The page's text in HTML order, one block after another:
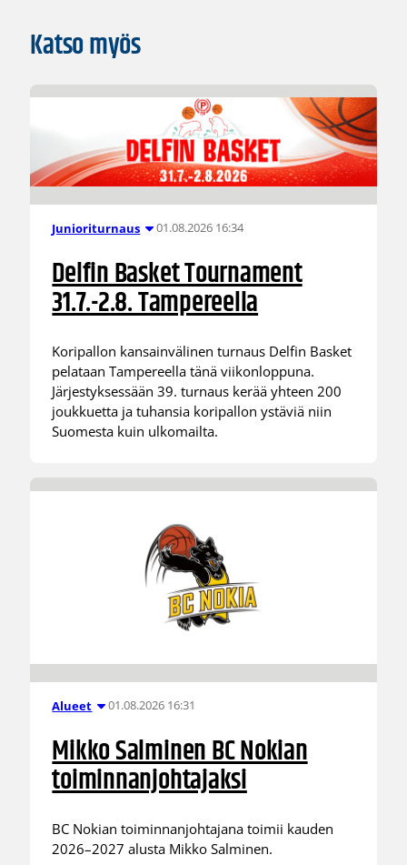
Katso myös
Junioriturnaus 01.08.2026 16:34
Delfin Basket Tournament
31.7.-2.8. Tampereella
Koripallon kansainvälinen turnaus Delfin Basket
pelataan Tampereella tänä viikonloppuna.
Järjestyksessään 39. turnaus kerää yhteen 200
joukkuetta ja tuhansia koripallon ystäviä niin
Suomesta kuin ulkomailta.
Alueet 01.08.2026 16:31
Mikko Salminen BC Nokian
toiminnanjohtajaksi
BC Nokian toiminnanjohtajana toimii kauden
2026–2027 alusta Mikko Salminen.